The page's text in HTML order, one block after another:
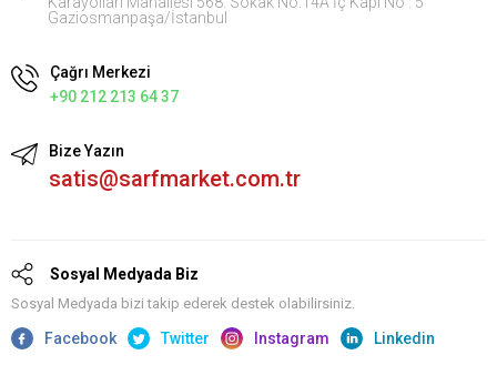
Gaziosmanpaşa/İstanbul
Çağrı Merkezi
+90 212 213 64 37
Bize Yazın
satis@sarfmarket.com.tr
Sosyal Medyada Biz
Sosyal Medyada bizi takip ederek destek olabilirsiniz.
Facebook Twitter Instagram Linkedin